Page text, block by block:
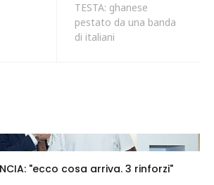
TESTA: ghanese
pestato da una banda
di italiani
"ecco cosa arriva. 3 rinforzi"